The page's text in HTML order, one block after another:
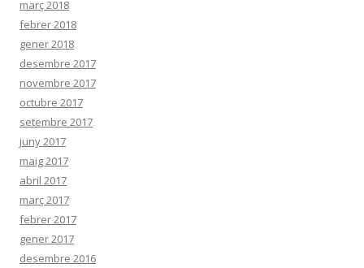
març 2018
febrer 2018
gener 2018
desembre 2017
novembre 2017
octubre 2017
setembre 2017
juny 2017
maig 2017
abril 2017
març 2017
febrer 2017
gener 2017
desembre 2016